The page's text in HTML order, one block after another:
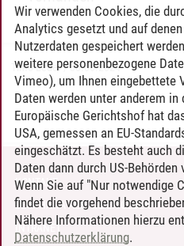
Timo Leder/30.06.2024
KONTAKT
LEUPHANA ALS ARBEITGEBER
INTRANET
Wir verwenden Cookies, die
Analytics gesetzt und auf
Nutzerdaten gespeichert
weitere personenbezogene
Vimeo), um Ihnen eingebettete
Daten werden unter anderem
Europäische Gerichtshof hat
USA, gemessen an EU-
eingeschätzt. Es besteht auch
Daten dann durch US-
Wenn Sie auf "Nur notwendige
findet die vorgehend
Nähere Informationen hierzu
Datenschutzerklärung.